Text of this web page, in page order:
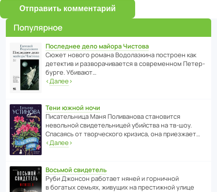
Отправить комментарий
Популярное
Последнее дело майора Чистова
Сюжет нового романа Водо­ла­з­кина пост­роен как
дете­ктив и разво­ра­чи­ва­ется в совре­менном Пете­р­
бурге. Убивают…
‹Далее›
Тени южной ночи
Писа­тель­ница Маня Поли­ва­нова стано­вится
невольной свиде­тель­ницей убийства на тв-шоу.
Спасаясь от твор­че­с­кого кризиса, она приезжает…
‹Далее›
Восьмой свидетель
Руби Джонсон рабо­тает няней и горни­чной
в богатых семьях, живущих на прес­ти­жной улице